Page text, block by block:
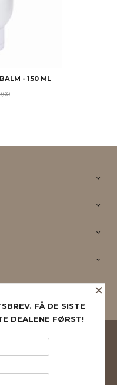
- 150 ML
Rabatt
kjøpsopplevelse og vi kan
×
FÅ DE SISTE
DEALENE FØRST!